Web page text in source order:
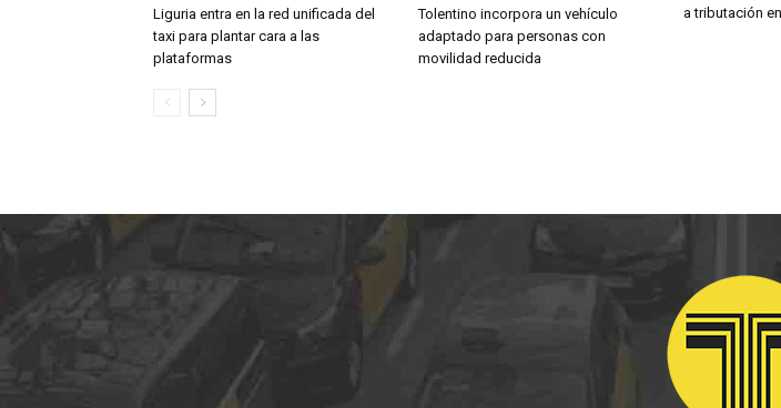
Liguria entra en la red unificada del
taxi para plantar cara a las
plataformas
Tolentino incorpora un vehículo
adaptado para personas con
movilidad reducida
a tributación